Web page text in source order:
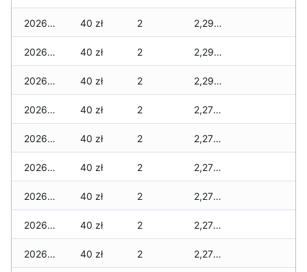
2026-02-14 40 zł 2 2,295 zł
2026-02-13 40 zł 2 2,295 zł
2026-02-12 40 zł 2 2,295 zł
2026-02-11 40 zł 2 2,275 zł
2026-02-10 40 zł 2 2,275 zł
2026-02-09 40 zł 2 2,275 zł
2026-02-08 40 zł 2 2,275 zł
2026-02-07 40 zł 2 2,275 zł
2026-02-06 40 zł 2 2,275 zł